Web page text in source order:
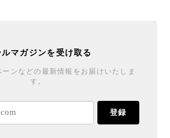
ルマガジンを受け取る
ンなどの最新情報をお届けいたしま
す。
登録